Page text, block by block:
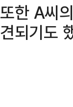
또한 A씨
견되기도